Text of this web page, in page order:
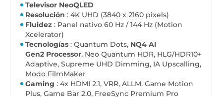
Televisor NeoQLED
Resolución : 4K UHD (3840 x 2160 pixels)
Fluidez : Panel nativo 60 Hz / 144 Hz (Motion
Xcelerator)
Tecnologías : Quantum Dots, NQ4 AI
Gen2 Processor, Neo Quantum HDR, HLG/HDR10+
Adaptive, Supreme UHD Dimming, IA Upscalling,
Modo FilmMaker
Gaming : 4x HDMI 2.1, VRR, ALLM, Game Motion
Plus, Game Bar 2.0, FreeSync Premium Pro